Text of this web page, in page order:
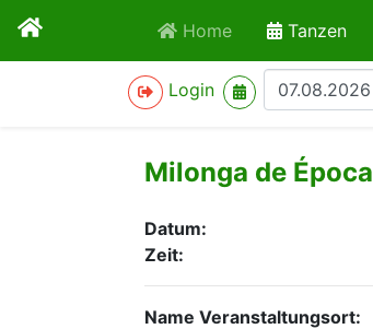
Home Tanzen
Login
>
Milonga de Época
Datum:
Zeit:
Name Veranstaltungsort: